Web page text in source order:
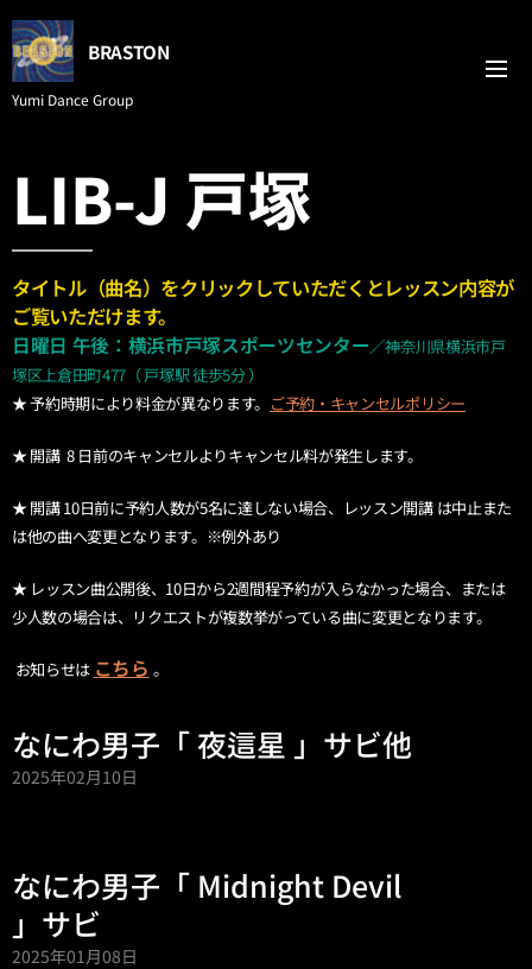
BRASTON
Yumi Dance Group
LIB-J 戸塚
タイトル（曲名）をクリックしていただくとレッスン内容が
ご覧いただけます。
日曜日 午後 ：横浜市戸塚スポーツセンター／神奈川県横浜市戸
塚区上倉田町477（ 戸塚駅 徒歩5分 ）
★ 予約時期により料金が異なります。 ご予約・キャンセルポリシー
★ 開講 8 日前のキャンセルよりキャンセル料が発生します。
★ 開講 10日前に予約人数が5名に達しない場合、レッスン開講 は中止また
は他の曲へ変更となります。※例外あり
★ レッスン曲公開後、10日から2週間程予約が入らなかった場合、または
少人数の場合は、リクエストが複数挙がっている曲に変更となります。
お知らせは こちら 。
なにわ男子「 夜這星 」サビ他
2025年02月10日
なにわ男子「 Midnight Devil
」サビ
2025年01月08日